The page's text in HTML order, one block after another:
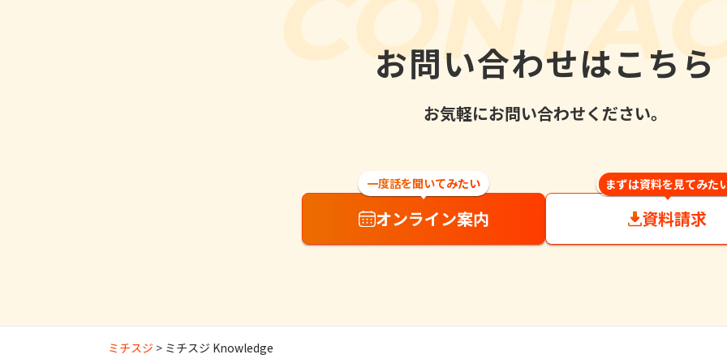
お問い合わせはこちら
お気軽にお問い合わせください。
一度話を聞いてみたい
オンライン案内
まずは資料を見てみた
資料請求
ミチスジ ミチスジ Knowledge